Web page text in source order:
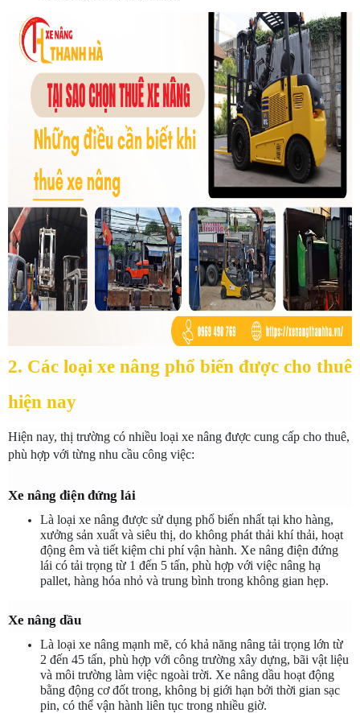
2. Các loại xe nâng phổ biến được cho thuê
hiện nay
Hiện nay, thị trường có nhiều loại xe nâng được cung cấp cho thuê,
phù hợp với từng nhu cầu công việc:
Xe nâng điện đứng lái
Là loại xe nâng được sử dụng phổ biến nhất tại kho hàng,
xưởng sản xuất và siêu thị, do không phát thải khí thải, hoạt
động êm và tiết kiệm chi phí vận hành. Xe nâng điện đứng
lái có tải trọng từ 1 đến 5 tấn, phù hợp với việc nâng hạ
pallet, hàng hóa nhỏ và trung bình trong không gian hẹp.
Xe nâng dầu
Là loại xe nâng mạnh mẽ, có khả năng nâng tải trọng lớn từ
2 đến 45 tấn, phù hợp với công trường xây dựng, bãi vật liệu
và môi trường làm việc ngoài trời. Xe nâng dầu hoạt động
bằng động cơ đốt trong, không bị giới hạn bởi thời gian sạc
pin, có thể vận hành liên tục trong nhiều giờ.